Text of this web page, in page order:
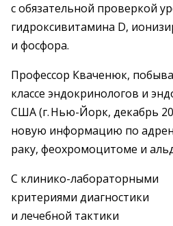
с обязательной проверкой
гидроксивитамина D,
и фосфора.
Профессор Кваченюк,
классе эндокринологов и
США (г. Нью-Йорк, декабрь
новую информацию по
раку, феохромоцитоме и
С клинико-лабораторными
критериями диагностики
и лечебной тактики